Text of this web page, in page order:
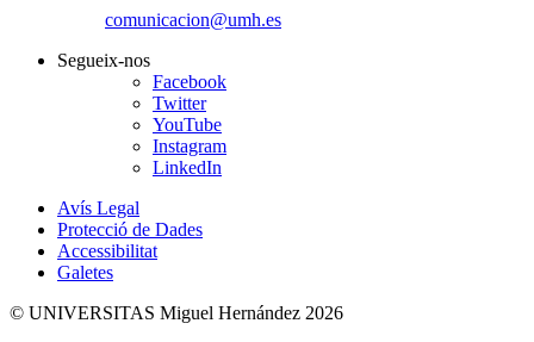
comunicacion@umh.es
Segueix-nos
Facebook
Twitter
YouTube
Instagram
LinkedIn
Avís Legal
Protecció de Dades
Accessibilitat
Galetes
© UNIVERSITAS Miguel Hernández 2026